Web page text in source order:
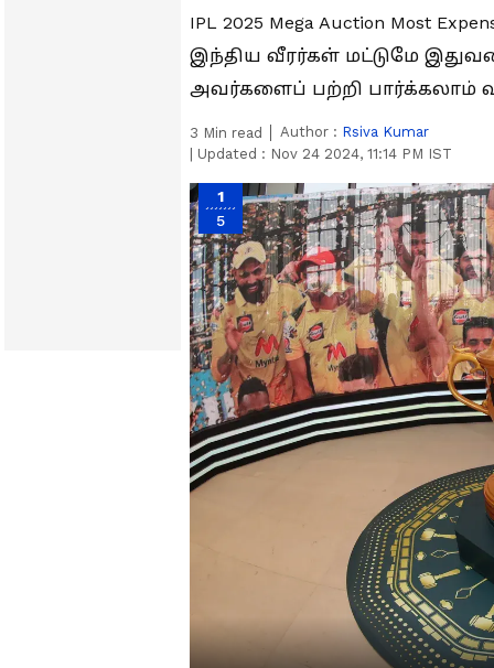
IPL 2025 Mega Auction Most
இந்திய வீரர்கள் மட்டுமே
அவர்களைப் பற்றி பார்க்கலாம்
3 Min read Author : Rsiva Kumar
Updated : Nov 24 2024, 11:14 PM IST
1
5